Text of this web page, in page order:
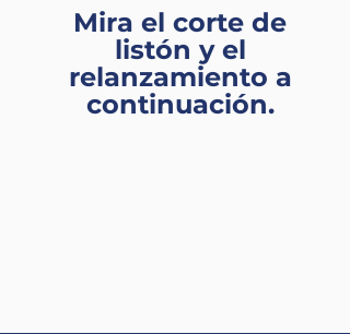
Mira el corte de
listón y el
relanzamiento a
continuación.